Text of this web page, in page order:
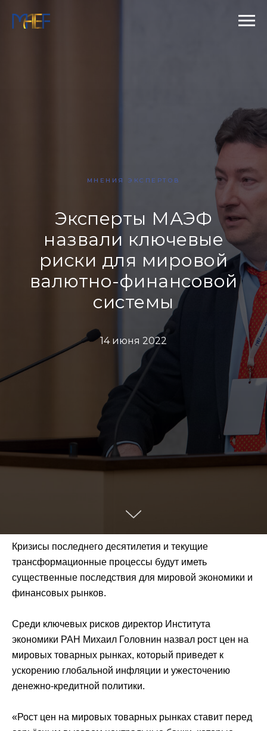
МНЕНИЯ ЭКСПЕРТОВ
Эксперты МАЭФ
назвали ключевые
риски для мировой
валютно-финансовой
системы
14 июня 2022
Кризисы последнего десятилетия и текущие
трансформационные процессы будут иметь
существенные последствия для мировой экономики и
финансовых рынков.
Среди ключевых рисков директор Института
экономики РАН Михаил Головнин назвал рост цен на
мировых товарных рынках, который приведет к
ускорению глобальной инфляции и ужесточению
денежно-кредитной политики.
«Рост цен на мировых товарных рынках ставит перед